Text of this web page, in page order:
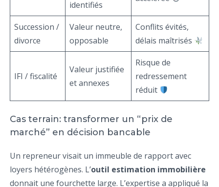
identifiés
Succession /
divorce
Valeur neutre,
opposable
Conflits évités,
délais maîtrisés
IFI / fiscalité
Valeur justifiée
et annexes
Risque de
redressement
réduit
Cas terrain: transformer un “prix de
marché” en décision bancable
Un repreneur visait un immeuble de rapport avec
loyers hétérogènes. L’outil estimation immobilière
donnait une fourchette large. L’expertise a appliqué la